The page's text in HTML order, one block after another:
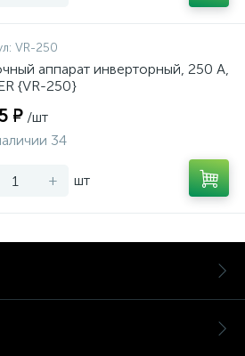
VR-250
аппарат инверторный, 250 А,
{VR-250}
₽ /шт
34
+ шт